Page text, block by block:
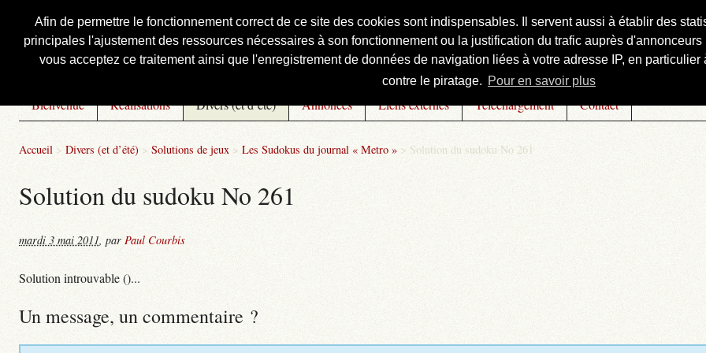
Afin de permettre le fonctionnement correct de ce site des cookies sont indispensables. Il servent aussi à établir des
principales l'ajustement des ressources nécessaires à son fonctionnement ou la justification du trafic auprès
vous acceptez ce traitement ainsi que l'enregistrement de données de navigation liées à votre adresse IP, en
contre le piratage. Pour en savoir plus
Courbis, « LE » Blog Officiel
Bienvenue Réalisations Divers (et d’été) Annonces Liens externes Téléchargement Contact
Accueil > Divers (et d’été) > Solutions de jeux > Les Sudokus du journal « Metro » > Solution du sudoku No 261
Solution du sudoku No 261
mardi 3 mai 2011, par Paul Courbis
Solution introuvable ()...
Un message, un commentaire ?